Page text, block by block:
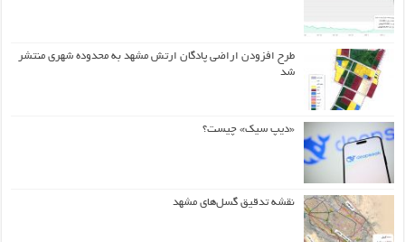
طرح افزودن اراضی پادگان ارتش مشهد به محدوده شهری منتشر
شد
«دیپ سیک» چیست؟
نقشه تدقیق گسل‌های مشهد